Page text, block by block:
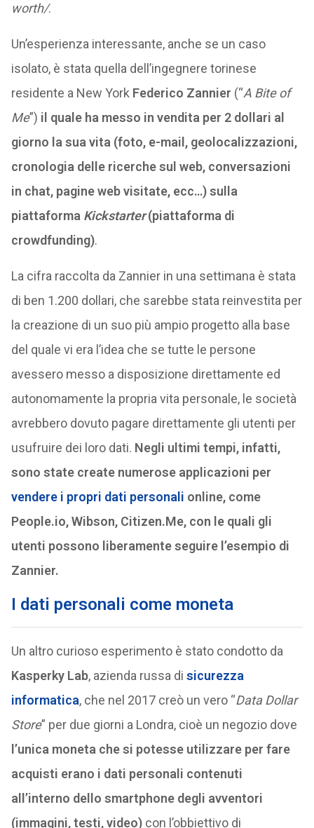
worth/.
Un’esperienza interessante, anche se un caso
isolato, è stata quella dell’ingegnere torinese
residente a New York Federico Zannier (“A Bite of
Me”) il quale ha messo in vendita per 2 dollari al
giorno la sua vita (foto, e-mail, geolocalizzazioni,
cronologia delle ricerche sul web, conversazioni
in chat, pagine web visitate, ecc…) sulla
piattaforma Kickstarter(piattaforma di
crowdfunding).
La cifra raccolta da Zannier in una settimana è stata
di ben 1.200 dollari, che sarebbe stata reinvestita per
la creazione di un suo più ampio progetto alla base
del quale vi era l’idea che se tutte le persone
avessero messo a disposizione direttamente ed
autonomamente la propria vita personale, le società
avrebbero dovuto pagare direttamente gli utenti per
usufruire dei loro dati. Negli ultimi tempi, infatti,
sono state create numerose applicazioni per
vendere i propri dati personali online, come
People.io, Wibson, Citizen.Me, con le quali gli
utenti possono liberamente seguire l’esempio di
Zannier.
I dati personali come moneta
Un altro curioso esperimento è stato condotto da
Kasperky Lab, azienda russa di sicurezza
informatica, che nel 2017 creò un vero “Data Dollar
Store” per due giorni a Londra, cioè un negozio dove
l’unica moneta che si potesse utilizzare per fare
acquisti erano i dati personali contenuti
all’interno dello smartphone degli avventori
(immagini, testi, video)con l’obbiettivo di